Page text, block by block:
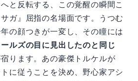
と反転する、この覚醒の瞬間こ
ガ』屈指の名場面です。うつむ
の顔つきが一変し、その瞳には
ルズの目に見出したのと同じ
ります。あの豪傑トルケルが
トに従うことを決め、野心家アシ